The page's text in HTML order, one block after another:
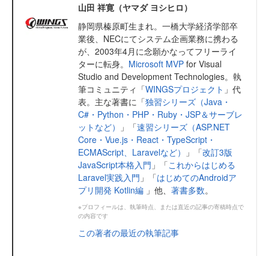
山田 祥寛（ヤマダ ヨシヒロ）
静岡県榛原町生まれ。一橋大学経済学部卒
業後、NECにてシステム企画業務に携わる
が、2003年4月に念願かなってフリーライ
ターに転身。 Microsoft MVP for Visual
Studio and Development Technologies。執
筆コミュニティ「WINGSプロジェクト 」代
表。主な著書に「独習シリーズ（Java・
C#・Python・PHP・Ruby・JSP＆サーブレ
ットなど）
」「速習シリーズ（ASP.NET
Core・Vue.js・React・TypeScript・
ECMAScript、Laravelなど）
」「改訂3版
JavaScript本格入門 」「これからはじめる
Laravel実践入門 」「はじめてのAndroidア
プリ開発 Kotlin編 」他、 著書多数。
※プロフィールは、執筆時点、または直近の記事の寄稿時点で
の内容です
この著者の最近の執筆記事